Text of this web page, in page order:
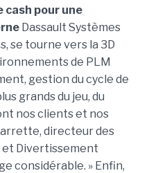
cash pour une
Dassault Systèmes
se tourne vers la 3D
de PLM
gestion du cycle de
grands du jeu, du
nos clients et nos
directeur des
et Divertissement
considérable. » Enfin,